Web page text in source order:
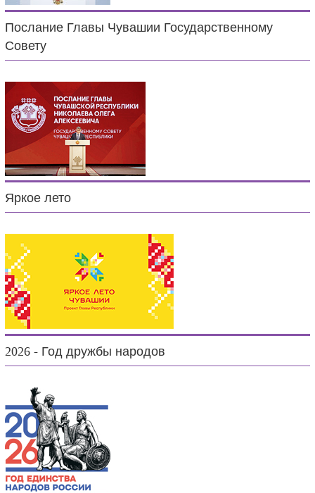
Послание Главы Чувашии Государственному
Совету
Яркое лето
2026 - Год дружбы народов